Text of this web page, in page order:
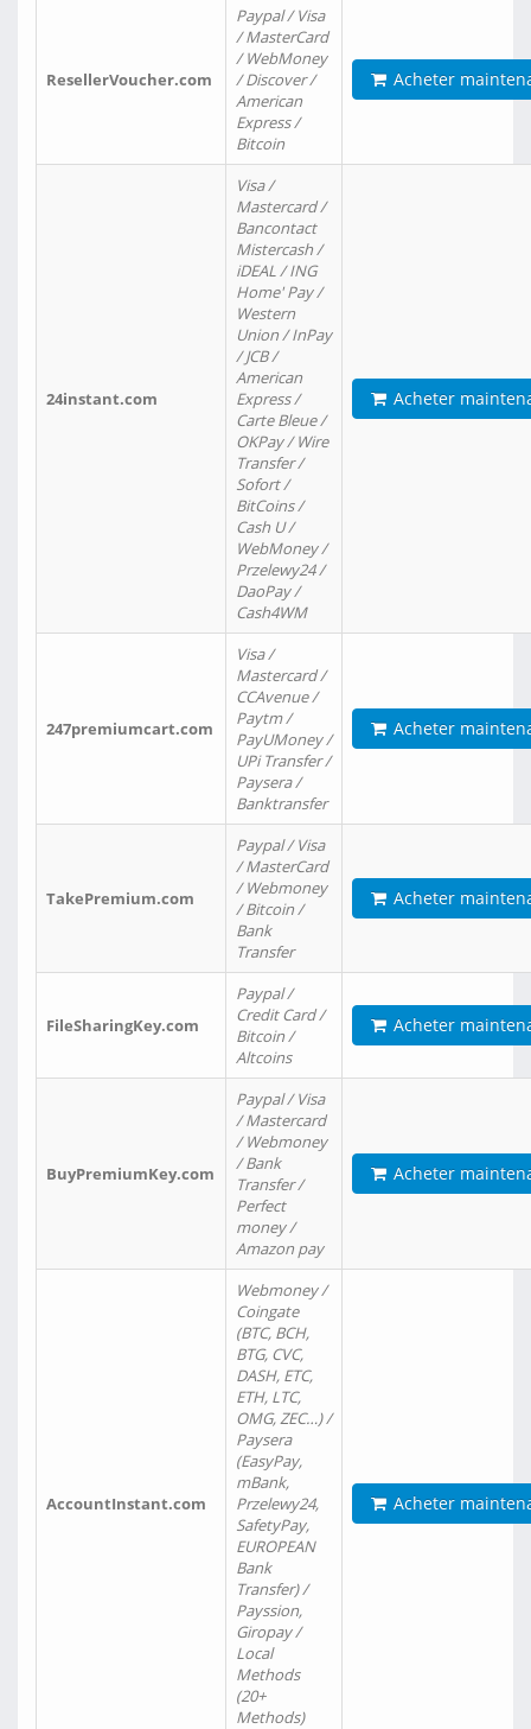
ResellerVoucher.com
Paypal / Visa
/ MasterCard
/ WebMoney
/ Discover /
American
Express /
Bitcoin
Acheter
24instant.com
Visa /
Mastercard /
Bancontact
Mistercash /
iDEAL / ING
Home' Pay /
Western
Union / InPay
/ JCB /
American
Express /
Carte Bleue /
OKPay / Wire
Transfer /
Sofort /
BitCoins /
Cash U /
WebMoney /
Przelewy24 /
DaoPay /
Cash4WM
Acheter
247premiumcart.com
Visa /
Mastercard /
CCAvenue /
Paytm /
PayUMoney /
UPi Transfer /
Paysera /
Banktransfer
Acheter
TakePremium.com
Paypal / Visa
/ MasterCard
/ Webmoney
/ Bitcoin /
Bank
Transfer
Acheter
FileSharingKey.com
Paypal /
Credit Card /
Bitcoin /
Altcoins
Acheter
BuyPremiumKey.com
Paypal / Visa
/ Mastercard
/ Webmoney
/ Bank
Transfer /
Perfect
money /
Amazon pay
Acheter
AccountInstant.com
Webmoney /
Coingate
(BTC, BCH,
BTG, CVC,
DASH, ETC,
ETH, LTC,
OMG, ZEC…) /
Paysera
(EasyPay,
mBank,
Przelewy24,
SafetyPay,
EUROPEAN
Bank
Transfer) /
Payssion,
Giropay /
Local
Methods
(20+
Methods)
Acheter